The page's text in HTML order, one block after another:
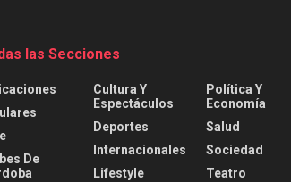
las Secciones
De
Cultura Y
Espectáculos
Deportes
Internacionales
Lifestyle
Política Y
Economía
Salud
Sociedad
Teatro